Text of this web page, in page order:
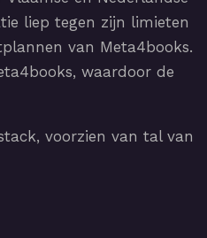
liep tegen zijn limieten
van Meta4books.
waardoor de
voorzien van tal van